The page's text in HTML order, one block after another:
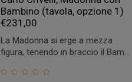
Bambino (tavola, opzione 1)
€231,00
La Madonna si erge a mezza
figura, tenendo in braccio il Bam...